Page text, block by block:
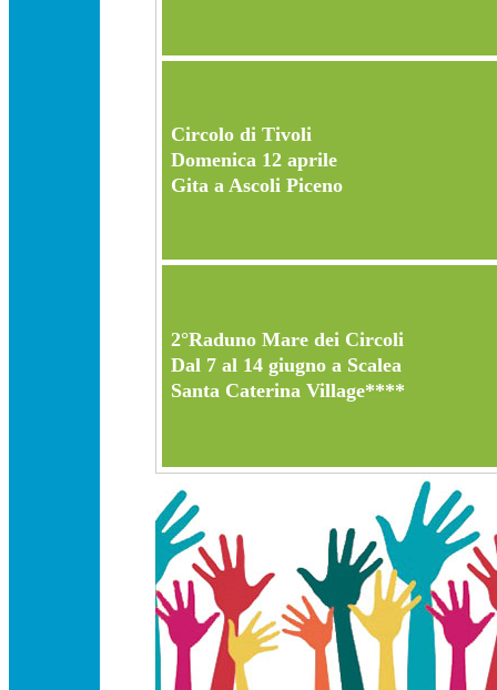
Circolo di Tivoli
Domenica 12 aprile
Gita a Ascoli Piceno
2°Raduno Mare dei Circoli
Dal 7 al 14 giugno a Scalea
Santa Caterina Village****